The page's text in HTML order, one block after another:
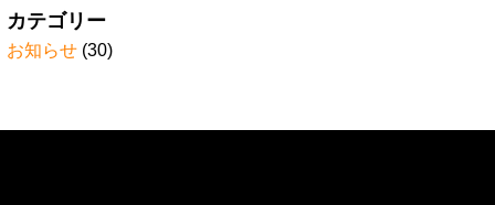
カテゴリー
お知らせ (30)